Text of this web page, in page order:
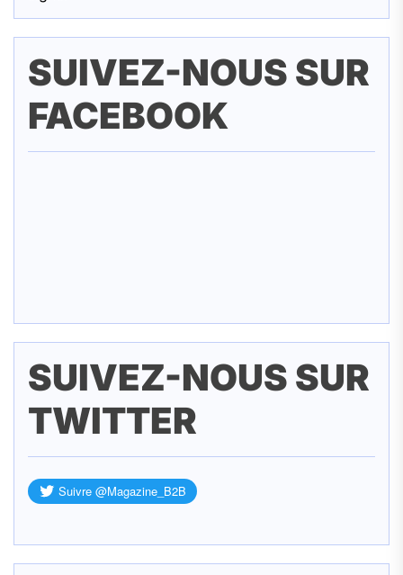
SUIVEZ-NOUS SUR
FACEBOOK
SUIVEZ-NOUS SUR
TWITTER